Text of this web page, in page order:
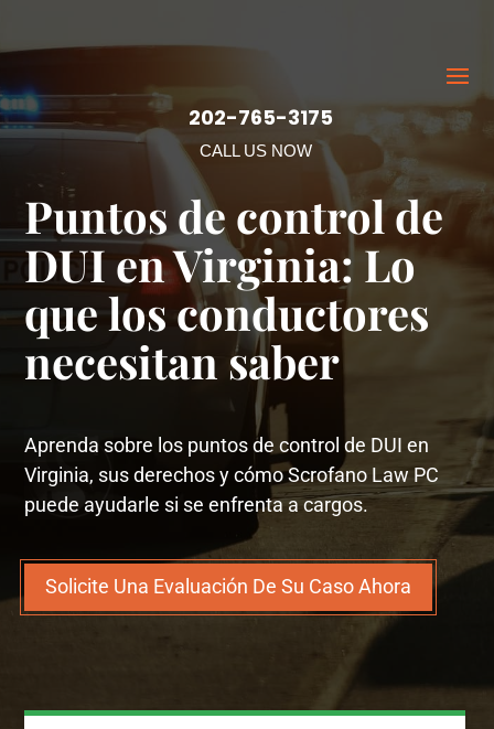
202-765-3175
CALL US NOW
Puntos de control de
DUI en Virginia: Lo
que los conductores
necesitan saber
Aprenda sobre los puntos de control de DUI en
Virginia, sus derechos y cómo Scrofano Law PC
puede ayudarle si se enfrenta a cargos.
Solicite Una Evaluación De Su Caso Ahora